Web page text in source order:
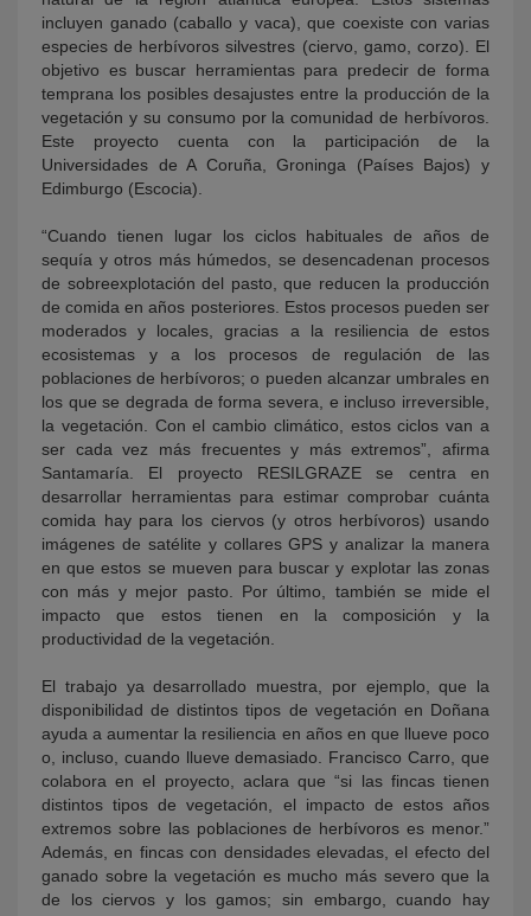
incluyen ganado (caballo y vaca), que coexiste con varias
especies de herbívoros silvestres (ciervo, gamo, corzo). El
objetivo es buscar herramientas para predecir de forma
temprana los posibles desajustes entre la producción de la
vegetación y su consumo por la comunidad de herbívoros.
Este proyecto cuenta con la participación de la
Universidades de A Coruña, Groninga (Países Bajos) y
Edimburgo (Escocia).
“Cuando tienen lugar los ciclos habituales de años de
sequía y otros más húmedos, se desencadenan procesos
de sobreexplotación del pasto, que reducen la producción
de comida en años posteriores. Estos procesos pueden ser
moderados y locales, gracias a la resiliencia de estos
ecosistemas y a los procesos de regulación de las
poblaciones de herbívoros; o pueden alcanzar umbrales en
los que se degrada de forma severa, e incluso irreversible,
la vegetación. Con el cambio climático, estos ciclos van a
ser cada vez más frecuentes y más extremos”, afirma
Santamaría. El proyecto RESILGRAZE se centra en
desarrollar herramientas para estimar comprobar cuánta
comida hay para los ciervos (y otros herbívoros) usando
imágenes de satélite y collares GPS y analizar la manera
en que estos se mueven para buscar y explotar las zonas
con más y mejor pasto. Por último, también se mide el
impacto que estos tienen en la composición y la
productividad de la vegetación.
El trabajo ya desarrollado muestra, por ejemplo, que la
disponibilidad de distintos tipos de vegetación en Doñana
ayuda a aumentar la resiliencia en años en que llueve poco
o, incluso, cuando llueve demasiado. Francisco Carro, que
colabora en el proyecto, aclara que “si las fincas tienen
distintos tipos de vegetación, el impacto de estos años
extremos sobre las poblaciones de herbívoros es menor.”
Además, en fincas con densidades elevadas, el efecto del
ganado sobre la vegetación es mucho más severo que la
de los ciervos y los gamos; sin embargo, cuando hay